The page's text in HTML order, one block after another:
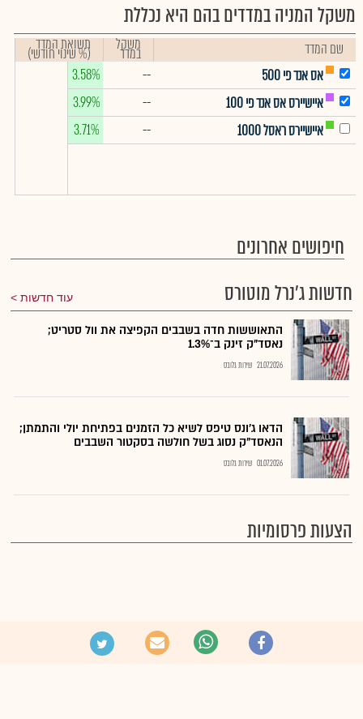
משקל המניה במדדים בהם היא נכללת
שם המדד משקל
במדד תשואת המדד
(% שינוי חודשי)
אס אנד פי 500
--
3.58%
איישיירס אס אנד פי 100
--
3.99%
איישיירס ראסל 1000
--
3.71%
חיפושים אחרונים
חדשות ג'נרל מוטורס
עוד חדשות
התאוששות חדה בשבבים הקפיצה את וול סטריט;
נאסד"ק זינק ב־1.3%
21.07.2026 שירות גלובס
הדאו ג'ונס טיפס לשיא כל הזמנים בפתיחת יולי והתמתן;
הנאסד"ק נסוג בשל חולשה בסקטור השבבים
01.07.2026 שירות גלובס
הצעות פרסומיות